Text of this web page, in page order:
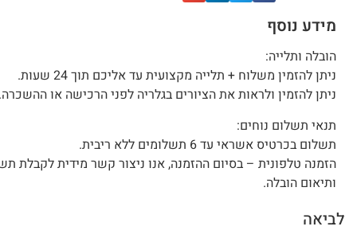
מידע נוסף
הובלה ותלייה:
ניתן להזמין משלוח + תלייה מקצועית עד אליכם תוך 24 שעות.
ניתן להזמין ולראות את הציורים בגלריה לפני הרכישה או
תנאי תשלום נוחים:
תשלום בכרטיס אשראי עד 6 תשלומים ללא ריבית.
הזמנה טלפונית – בסיום ההזמנה, אנו ניצור קשר מידית לקבלת
ותיאום הובלה.
לביאה